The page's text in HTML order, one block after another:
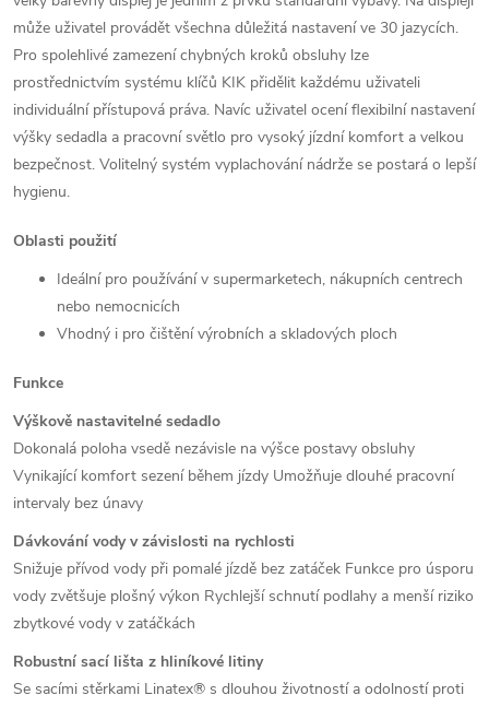
může uživatel provádět všechna důležitá nastavení ve 30 jazycích.
Pro spolehlivé zamezení chybných kroků obsluhy lze
prostřednictvím systému klíčů KIK přidělit každému uživateli
individuální přístupová práva. Navíc uživatel ocení flexibilní nastavení
výšky sedadla a pracovní světlo pro vysoký jízdní komfort a velkou
bezpečnost. Volitelný systém vyplachování nádrže se postará o lepší
hygienu.
Oblasti použití
Ideální pro používání v supermarketech, nákupních centrech
nebo nemocnicích
Vhodný i pro čištění výrobních a skladových ploch
Funkce
Výškově nastavitelné sedadlo
Dokonalá poloha vsedě nezávisle na výšce postavy obsluhy
Vynikající komfort sezení během jízdy Umožňuje dlouhé pracovní
intervaly bez únavy
Dávkování vody v závislosti na rychlosti
Snižuje přívod vody při pomalé jízdě bez zatáček Funkce pro úsporu
vody zvětšuje plošný výkon Rychlejší schnutí podlahy a menší riziko
zbytkové vody v zatáčkách
Robustní sací lišta z hliníkové litiny
Se sacími stěrkami Linatex® s dlouhou životností a odolností proti